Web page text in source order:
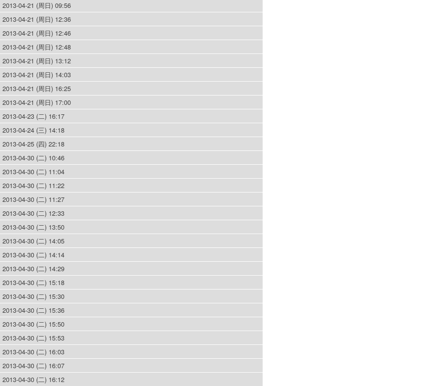
2013-04-21 (周日) 09:56
2013-04-21 (周日) 12:36
2013-04-21 (周日) 12:46
2013-04-21 (周日) 12:48
2013-04-21 (周日) 13:12
2013-04-21 (周日) 14:03
2013-04-21 (周日) 16:25
2013-04-21 (周日) 17:00
2013-04-23 (二) 16:17
2013-04-24 (三) 14:18
2013-04-25 (四) 22:18
2013-04-30 (二) 10:46
2013-04-30 (二) 11:04
2013-04-30 (二) 11:22
2013-04-30 (二) 11:27
2013-04-30 (二) 12:33
2013-04-30 (二) 13:50
2013-04-30 (二) 14:05
2013-04-30 (二) 14:14
2013-04-30 (二) 14:29
2013-04-30 (二) 15:18
2013-04-30 (二) 15:30
2013-04-30 (二) 15:36
2013-04-30 (二) 15:50
2013-04-30 (二) 15:53
2013-04-30 (二) 16:03
2013-04-30 (二) 16:07
2013-04-30 (二) 16:12